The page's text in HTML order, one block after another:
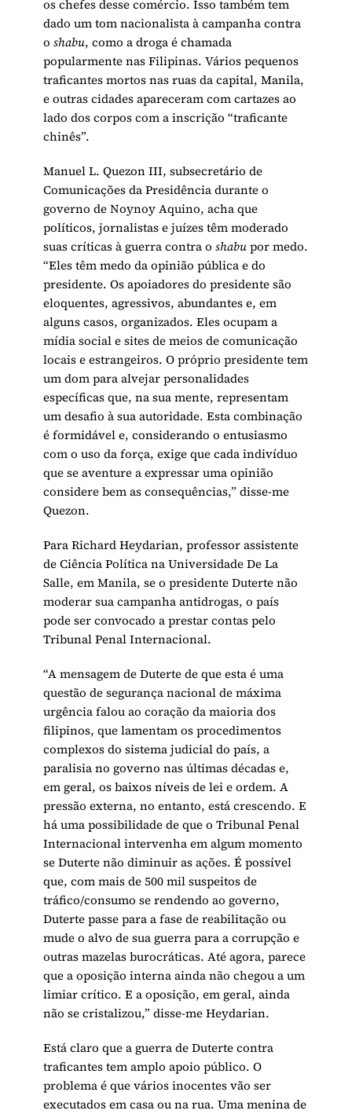
os chefes desse comércio. Isso também tem
dado um tom nacionalista à campanha contra
oshabu, como a droga é chamada
popularmente nas Filipinas. Vários pequenos
traficantes mortos nas ruas da capital, Manila,
e outras cidades apareceram com cartazes ao
lado dos corpos com a inscrição “traficante
chinês”.
Manuel L. Quezon III, subsecretário de
Comunicações da Presidência durante o
governo de Noynoy Aquino, acha que
políticos, jornalistas e juízes têm moderado
suas críticas à guerra contra oshabupor medo.
“Eles têm medo da opinião pública e do
presidente. Os apoiadores do presidente são
eloquentes, agressivos, abundantes e, em
alguns casos, organizados. Eles ocupam a
mídia social e sites de meios de comunicação
locais e estrangeiros. O próprio presidente tem
um dom para alvejar personalidades
específicas que, na sua mente, representam
um desafio à sua autoridade. Esta combinação
é formidável e, considerando o entusiasmo
com o uso da força, exige que cada indivíduo
que se aventure a expressar uma opinião
considere bem as consequências,” disse-me
Quezon.
Para Richard Heydarian, professor assistente
de Ciência Política na Universidade De La
Salle, em Manila, se o presidente Duterte não
moderar sua campanha antidrogas, o país
pode ser convocado a prestar contas pelo
Tribunal Penal Internacional.
“A mensagem de Duterte de que esta é uma
questão de segurança nacional de máxima
urgência falou ao coração da maioria dos
filipinos, que lamentam os procedimentos
complexos do sistema judicial do país, a
paralisia no governo nas últimas décadas e,
em geral, os baixos níveis de lei e ordem. A
pressão externa, no entanto, está crescendo. E
há uma possibilidade de que o Tribunal Penal
Internacional intervenha em algum momento
se Duterte não diminuir as ações. É possível
que, com mais de 500 mil suspeitos de
tráfico/consumo se rendendo ao governo,
Duterte passe para a fase de reabilitação ou
mude o alvo de sua guerra para a corrupção e
outras mazelas burocráticas. Até agora, parece
que a oposição interna ainda não chegou a um
limiar crítico. E a oposição, em geral, ainda
não se cristalizou,” disse-me Heydarian.
Está claro que a guerra de Duterte contra
traficantes tem amplo apoio público. O
problema é que vários inocentes vão ser
executados em casa ou na rua. Uma menina de